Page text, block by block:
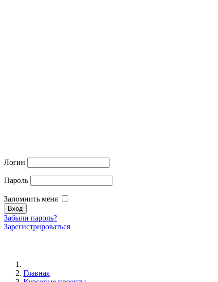
Логин
Пароль
Запомнить меня
Забыли пароль?
Зарегистрироваться
Главная